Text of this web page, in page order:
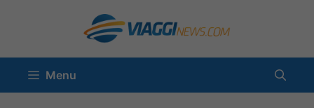
contenuto
Menu